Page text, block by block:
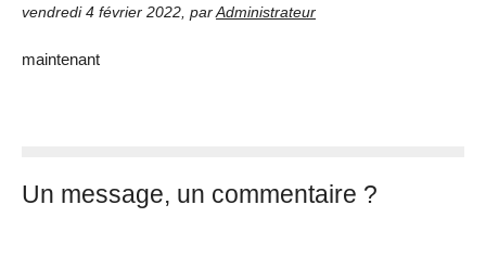
vendredi 4 février 2022 par Administrateur
maintenant
Un message, un commentaire ?